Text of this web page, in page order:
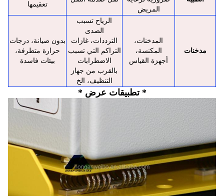
المريض
تعقيمها
مدخنات
المدخنات،
المكنسة،
أجهزة القياس
الرياح تسبب
الصدى
الترددات، غازات
التراكم التي تسبب
الاضطرابات
بالقرب من جهاز
التنظيف، الخ
بدون صيانة، درجات
حرارة متطرفة،
بيئات فاسدة
* تطبيقات عرض *